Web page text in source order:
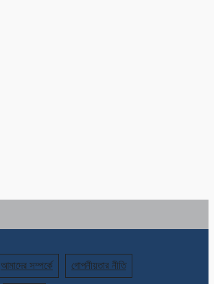
আমাদের সম্পর্কে গোপনীয়তার নীতি